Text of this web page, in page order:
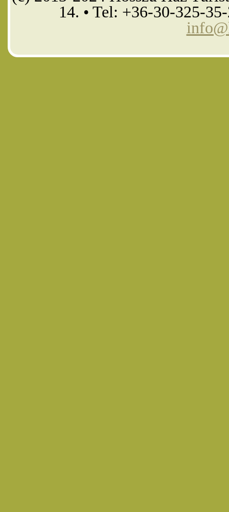
14. • Tel: +36-30-325-